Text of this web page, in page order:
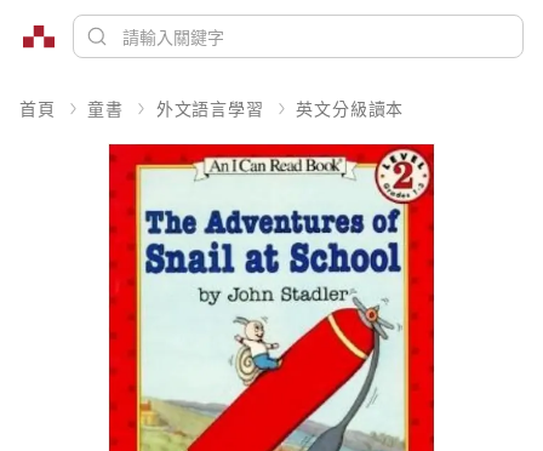
首頁 童書 外文語言學習 英文分級讀本